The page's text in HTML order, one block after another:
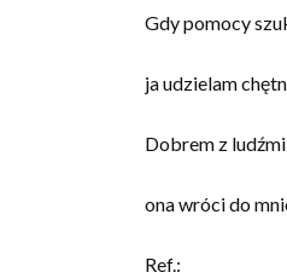
Gdy pomocy
ja udzielam
Dobrem z
ona wróci do
Ref.: